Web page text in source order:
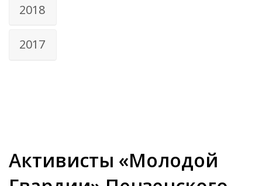
2018
2017
Активисты «Молодой